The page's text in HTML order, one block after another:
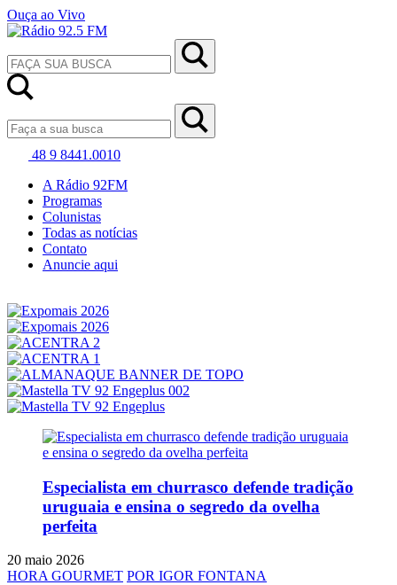
Ouça ao Vivo
48 9 8441.0010
A Rádio 92FM
Programas
Colunistas
Todas as notícias
Contato
Anuncie aqui
Especialista em churrasco defende tradição
uruguaia e ensina o segredo da ovelha
perfeita
20 maio 2026
HORA GOURMET POR IGOR FONTANA